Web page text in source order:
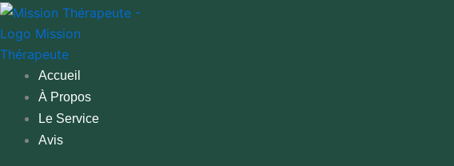
Accueil
À Propos
Le Service
Avis